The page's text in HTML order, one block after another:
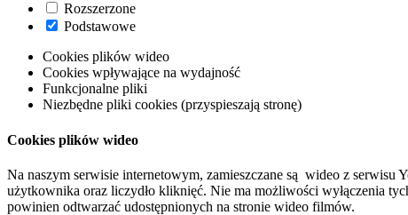
Rozszerzone
Podstawowe
Cookies plików wideo
Cookies wpływające na wydajność
Funkcjonalne pliki
Niezbędne pliki cookies (przyspieszają stronę)
Cookies plików wideo
Na naszym serwisie internetowym, zamieszczane są wideo z serwisu
użytkownika oraz liczydło kliknięć. Nie ma możliwości wyłączenia
powinien odtwarzać udostępnionych na stronie wideo filmów.